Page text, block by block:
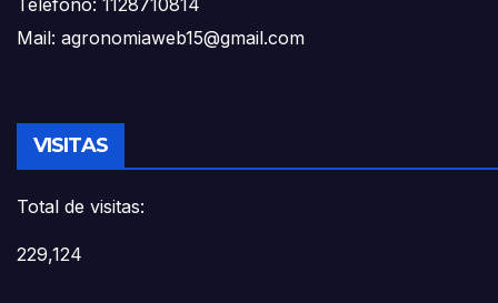
Mail: agronomiaweb15@gmail.com
VISITAS
Total de visitas:
229,124